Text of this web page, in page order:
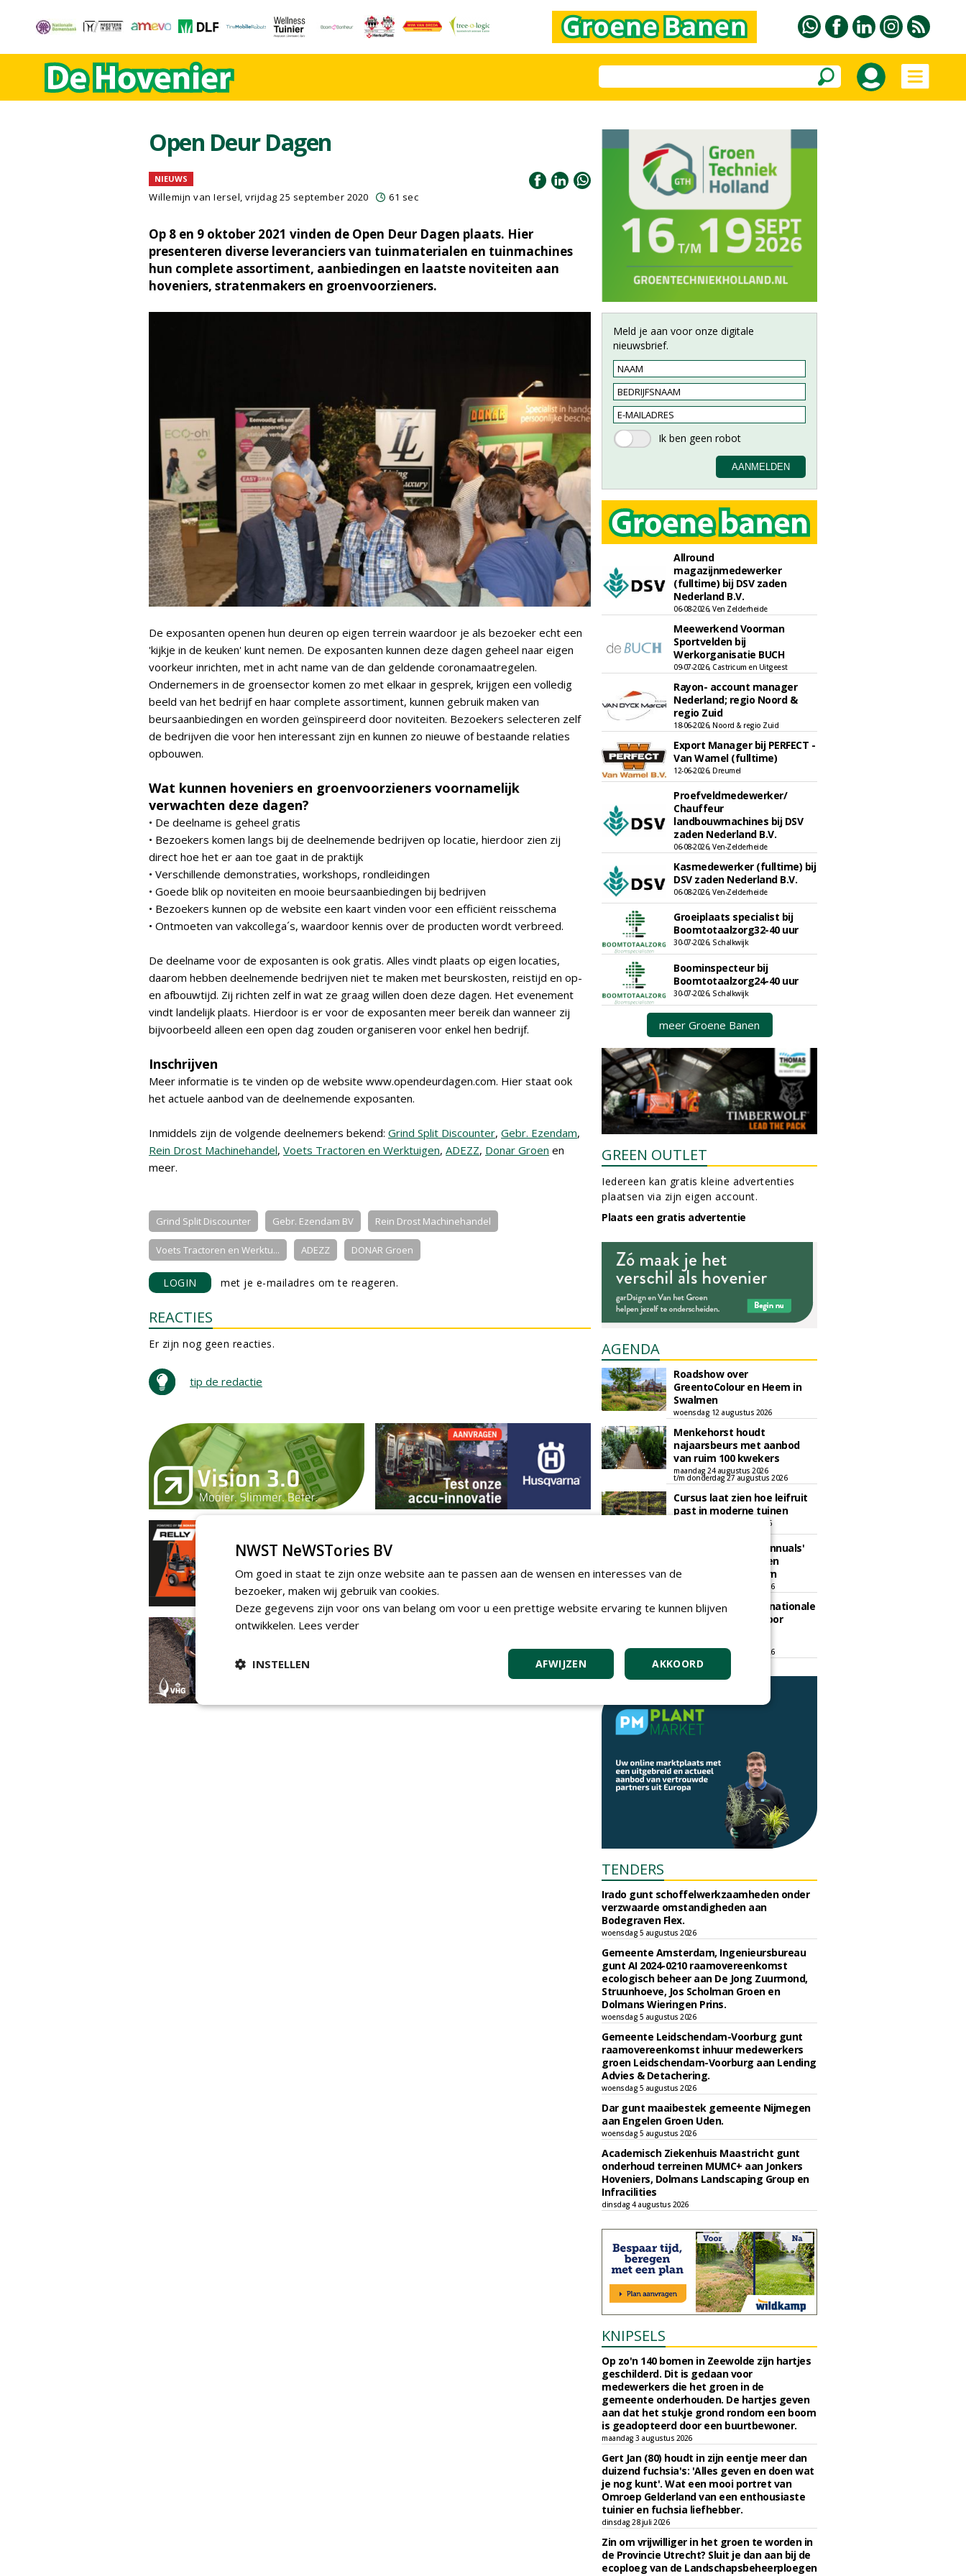
Open Deur Dagen
NIEUWS
Willemijn van Iersel, vrijdag 25 september 2020 61 sec
Op 8 en 9 oktober 2021 vinden de Open Deur Dagen plaats. Hier
presenteren diverse leveranciers van tuinmaterialen en tuinmachines
hun complete assortiment, aanbiedingen en laatste noviteiten aan
hoveniers, stratenmakers en groenvoorzieners.
De exposanten openen hun deuren op eigen terrein waardoor je als bezoeker echt een
'kijkje in de keuken' kunt nemen. De exposanten kunnen deze dagen geheel naar eigen
voorkeur inrichten, met in acht name van de dan geldende coronamaatregelen.
Ondernemers in de groensector komen zo met elkaar in gesprek, krijgen een volledig
beeld van het bedrijf en haar complete assortiment, kunnen gebruik maken van
beursaanbiedingen en worden geïnspireerd door noviteiten. Bezoekers selecteren zelf
de bedrijven die voor hen interessant zijn en kunnen zo nieuwe of bestaande relaties
opbouwen.
Wat kunnen hoveniers en groenvoorzieners voornamelijk
verwachten deze dagen?
• De deelname is geheel gratis
• Bezoekers komen langs bij de deelnemende bedrijven op locatie, hierdoor zien zij
direct hoe het er aan toe gaat in de praktijk
• Verschillende demonstraties, workshops, rondleidingen
• Goede blik op noviteiten en mooie beursaanbiedingen bij bedrijven
• Bezoekers kunnen op de website een kaart vinden voor een efficiënt reisschema
• Ontmoeten van vakcollega´s, waardoor kennis over de producten wordt verbreed.
De deelname voor de exposanten is ook gratis. Alles vindt plaats op eigen locaties,
daarom hebben deelnemende bedrijven niet te maken met beurskosten, reistijd en op-
en afbouwtijd. Zij richten zelf in wat ze graag willen doen deze dagen. Het evenement
vindt landelijk plaats. Hierdoor is er voor de exposanten meer bereik dan wanneer zij
bijvoorbeeld alleen een open dag zouden organiseren voor enkel hen bedrijf.
Inschrijven
Meer informatie is te vinden op de website www.opendeurdagen.com. Hier staat ook
het actuele aanbod van de deelnemende exposanten.
Inmiddels zijn de volgende deelnemers bekend: Grind Split Discounter, Gebr. Ezendam,
Rein Drost Machinehandel, Voets Tractoren en Werktuigen, ADEZZ, Donar Groen en
meer.
Grind Split Discounter Gebr. Ezendam BV Rein Drost Machinehandel
Voets Tractoren en Werktu... ADEZZ DONAR Groen
LOGIN met je e-mailadres om te reageren.
REACTIES
Er zijn nog geen reacties.
tip de redactie
Meld je aan voor onze digitale
nieuwsbrief.
Allround
magazijnmedewerker
(fulltime) bij DSV zaden
Nederland B.V.
06-08-2026, Ven Zelderheide
Meewerkend Voorman
Sportvelden bij
Werkorganisatie BUCH
09-07-2026, Castricum en Uitgeest
Rayon- account manager
Nederland; regio Noord &
regio Zuid
18-06-2026, Noord & regio Zuid
Export Manager bij PERFECT -
Van Wamel (fulltime)
12-06-2026, Dreumel
Proefveldmedewerker/
Chauffeur
landbouwmachines bij DSV
zaden Nederland B.V.
06-08-2026, Ven-Zelderheide
Kasmedewerker (fulltime) bij
DSV zaden Nederland B.V.
06-08-2026, Ven-Zelderheide
Groeiplaats specialist bij
Boomtotaalzorg32-40 uur
30-07-2026, Schalkwijk
Boominspecteur bij
Boomtotaalzorg24-40 uur
30-07-2026, Schalkwijk
meer Groene Banen
GREEN OUTLET
Iedereen kan gratis kleine advertenties
plaatsen via zijn eigen account.
Plaats een gratis advertentie
AGENDA
Roadshow over
GreentoColour en Heem in
Swalmen
woensdag 12 augustus 2026
Menkehorst houdt
najaarsbeurs met aanbod
van ruim 100 kwekers
maandag 24 augustus 2026
t/m donderdag 27 augustus 2026
Cursus laat zien hoe leifruit
past in moderne tuinen
woensdag 26 augustus 2026
Vakdag 'All About Annuals'
zet eenjarige planten
centraal in Appeltern
donderdag 27 augustus 2026
GaLaBau 2026: internationale
ontmoetingsplek voor
t/m vrijdag 18 september 2026
TENDERS
Irado gunt schoffelwerkzaamheden onder
verzwaarde omstandigheden aan
Bodegraven Flex.
woensdag 5 augustus 2026
Gemeente Amsterdam, Ingenieursbureau
gunt AI 2024-0210 raamovereenkomst
ecologisch beheer aan De Jong Zuurmond,
Struunhoeve, Jos Scholman Groen en
Dolmans Wieringen Prins.
woensdag 5 augustus 2026
Gemeente Leidschendam-Voorburg gunt
raamovereenkomst inhuur medewerkers
groen Leidschendam-Voorburg aan Lending
Advies & Detachering.
woensdag 5 augustus 2026
Dar gunt maaibestek gemeente Nijmegen
aan Engelen Groen Uden.
woensdag 5 augustus 2026
Academisch Ziekenhuis Maastricht gunt
onderhoud terreinen MUMC+ aan Jonkers
Hoveniers, Dolmans Landscaping Group en
Infracilities
dinsdag 4 augustus 2026
KNIPSELS
Op zo'n 140 bomen in Zeewolde zijn hartjes
geschilderd. Dit is gedaan voor
medewerkers die het groen in de
gemeente onderhouden. De hartjes geven
aan dat het stukje grond rondom een boom
is geadopteerd door een buurtbewoner.
maandag 3 augustus 2026
Gert Jan (80) houdt in zijn eentje meer dan
duizend fuchsia's: 'Alles geven en doen wat
je nog kunt'. Wat een mooi portret van
Omroep Gelderland van een enthousiaste
tuinier en fuchsia liefhebber.
dinsdag 28 juli 2026
Zin om vrijwilliger in het groen te worden in
de Provincie Utrecht? Sluit je dan aan bij de
ecoploeg van de Landschapsbeheerploegen
NWST NeWSTories BV
Om goed in staat te zijn onze website aan te passen aan de wensen en interesses van de
bezoeker, maken wij gebruik van cookies.
Deze gegevens zijn voor ons van belang om voor u een prettige website ervaring te kunnen blijven
ontwikkelen. Lees verder
AKKOORD
AFWIJZEN
INSTELLEN